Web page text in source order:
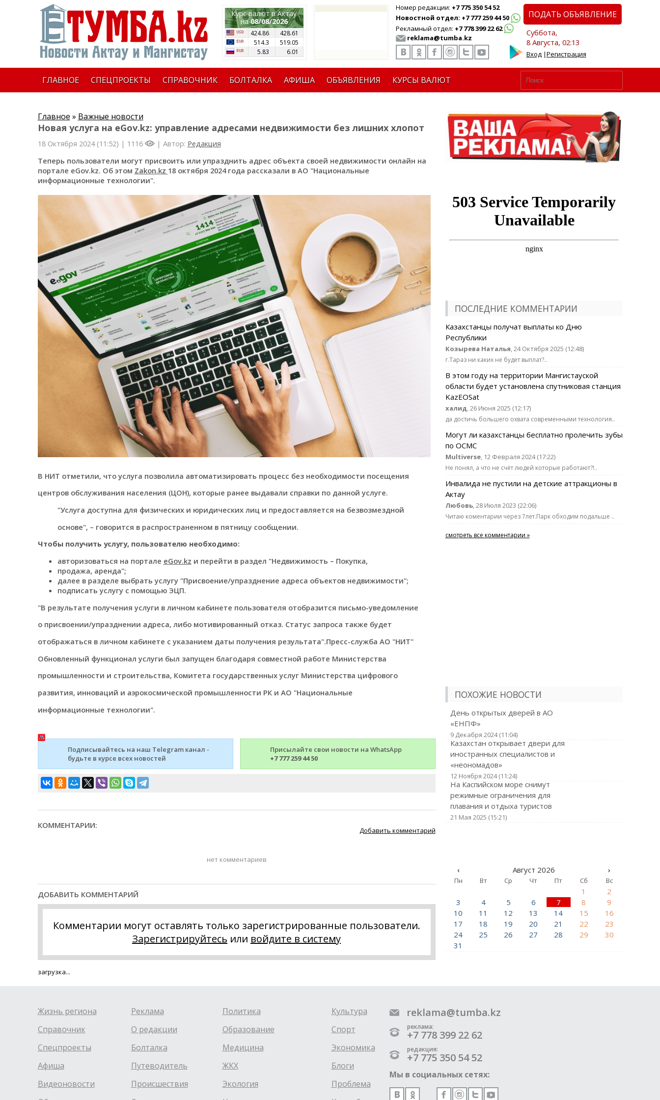
Курс валют в Актау
на08/08/2026
424.86
428.61
514.3
519.05
5.83
6.01
Номер редакции: +7 775 350 54 52
Новостной отдел: +7 777 259 44 50
Рекламный отдел: +7 778 399 22 62
reklama@tumba.kz
ПОДАТЬ ОБЪЯВЛЕНИЕ
Суббота,
8 Августа, 02:13
Вход|Регистрация
ГЛАВНОЕ СПЕЦПРОЕКТЫ СПРАВОЧНИК БОЛТАЛКА АФИША ОБЪЯВЛЕНИЯ КУРСЫ ВАЛЮТ
Главное » Важные новости
Новая услуга на eGov.kz: управление адресами недвижимости без лишних хлопот
18 Октября 2024 (11:52) | 1116 | Автор: Редакция
Теперь пользователи могут присвоить или упразднить адрес объекта своей недвижимости онлайн на
портале eGov.kz. Об этом Zakon.kz 18 октября 2024 года рассказали в АО "Национальные
информационные технологии".
В НИТ отметили, что услуга позволила автоматизировать процесс без необходимости посещения
центров обслуживания населения (ЦОН), которые ранее выдавали справки по данной услуге.
"Услуга доступна для физических и юридических лиц и предоставляется на безвозмездной
основе", – говорится в распространенном в пятницу сообщении.
Чтобы получить услугу, пользователю необходимо:
авторизоваться на портале eGov.kz и перейти в раздел "Недвижимость – Покупка,
продажа, аренда";
далее в разделе выбрать услугу "Присвоение/упразднение адреса объектов недвижимости";
подписать услугу с помощью ЭЦП.
"В результате получения услуги в личном кабинете пользователя отобразится письмо-уведомление
о присвоении/упразднении адреса, либо мотивированный отказ. Статус запроса также будет
отображаться в личном кабинете с указанием даты получения результата".Пресс-служба АО "НИТ"
Обновленный функционал услуги был запущен благодаря совместной работе Министерства
промышленности и строительства, Комитета государственных услуг Министерства цифрового
развития, инноваций и аэрокосмической промышленности РК и АО "Национальные
информационные технологии".
Подписывайтесь на наш Telegram канал -
будьте в курсе всех новостей
Присылайте свои новости на WhatsApp
+7 777 259 44 50
КОММЕНТАРИИ:
Добавить комментарий
нет комментариев
ДОБАВИТЬ КОММЕНТАРИЙ
Комментарии могут оставлять только зарегистрированные пользователи.
Зарегистрируйтесь или войдите в систему
загрузка...
ПОСЛЕДНИЕ КОММЕНТАРИИ
Казахстанцы получат выплаты ко Дню
Республики
Козырева Наталья, 24 Октября 2025 (12:48)
г.Тараз ни каких не будет выплат?..
В этом году на территории Мангистауской
области будет установлена спутниковая станция
KazEOSat
халид, 26 Июня 2025 (12:17)
да достичь большего охвата современными технология..
Могут ли казахстанцы бесплатно пролечить зубы
по ОСМС
Multiverse, 12 Февраля 2024 (17:22)
Не понял, а что не счёт людей которые работают?!..
Инвалида не пустили на детские аттракционы в
Актау
Любовь, 28 Июля 2023 (22:06)
Читаю коментарии через 7лет.Парк обходим подальше ..
смотреть все комментарии »
ПОХОЖИЕ НОВОСТИ
День открытых дверей в АО
«ЕНПФ»
9 Декабря 2024 (11:04)
Казахстан открывает двери для
иностранных специалистов и
«неономадов»
12 Ноября 2024 (11:24)
На Каспийском море снимут
режимные ограничения для
плавания и отдыха туристов
21 Мая 2025 (15:21)
‹ Август 2026 ›
Пн Вт Ср Чт Пт Сб Вс
1
2
3
4 5 6 7 8
9
10
11 12 13 14 15
16
17
18 19 20 21 22
23
24
25 26 27 28 29
30
31
Жизнь региона
Справочник
Спецпроекты
Афиша
Видеоновости
Реклама
О редакции
Болталка
Путеводитель
Происшествия
Политика
Образование
Медицина
ЖКХ
Экология
Культура
Спорт
Экономика
Блоги
Проблема
reklama@tumba.kz
реклама:
+7 778 399 22 62
редакция:
+7 775 350 54 52
Мы в социальных сетях: